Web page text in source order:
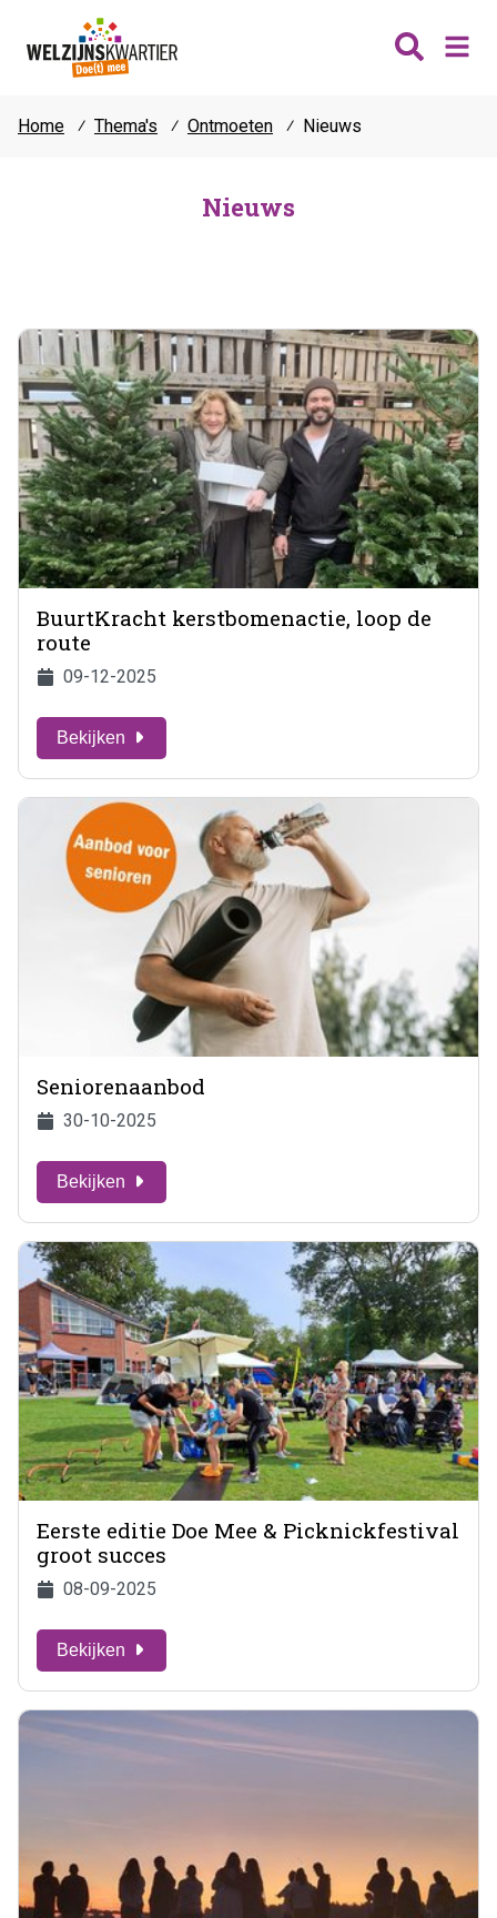
Hillegom
Lisse
Teylingen
Jongeren
Vrijwilligers
Fit & vitaal
Mantelzorg
Verhuur
Home ⁄ Thema's ⁄ Ontmoeten ⁄ Nieuws
Nieuws
BuurtKracht kerstbomenactie, loop de
route
09-12-2025
Bekijken
Seniorenaanbod
30-10-2025
Bekijken
Eerste editie Doe Mee & Picknickfestival
groot succes
08-09-2025
Bekijken